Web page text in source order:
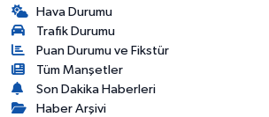
Hava Durumu
Trafik Durumu
Puan Durumu ve Fikstür
Tüm Manşetler
Son Dakika Haberleri
Haber Arşivi